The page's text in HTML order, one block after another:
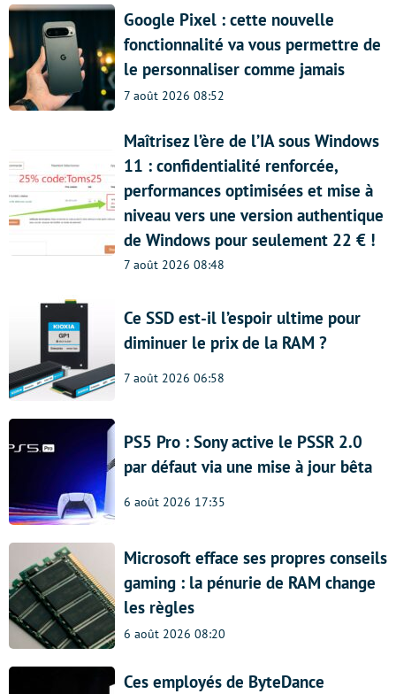
Google Pixel : cette nouvelle
fonctionnalité va vous permettre de
le personnaliser comme jamais
7 août 2026 08:52
Maîtrisez l’ère de l’IA sous Windows
11 : confidentialité renforcée,
performances optimisées et mise à
niveau vers une version authentique
de Windows pour seulement 22 € !
7 août 2026 08:48
Ce SSD est-il l’espoir ultime pour
diminuer le prix de la RAM ?
7 août 2026 06:58
PS5 Pro : Sony active le PSSR 2.0
par défaut via une mise à jour bêta
6 août 2026 17:35
Microsoft efface ses propres conseils
gaming : la pénurie de RAM change
les règles
6 août 2026 08:20
Ces employés de ByteDance